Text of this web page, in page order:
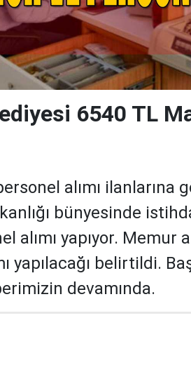
6540 TL
alımı ilanlarına
bünyesinde
alımı yapıyor. Memur
yapılacağı belirtildi.
devamında.